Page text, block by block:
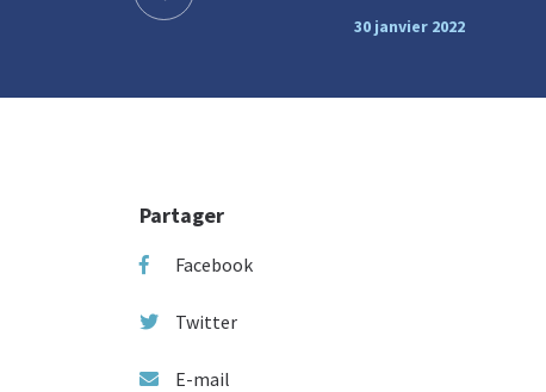
30 janvier 2022
Partager
Facebook
Twitter
E-mail